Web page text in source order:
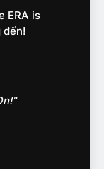
ADAS,
ERA is
đến!